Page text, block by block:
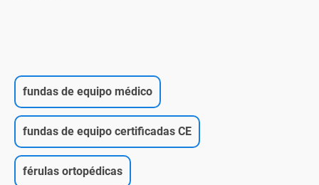
fundas de equipo médico
fundas de equipo certificadas CE
férulas ortopédicas